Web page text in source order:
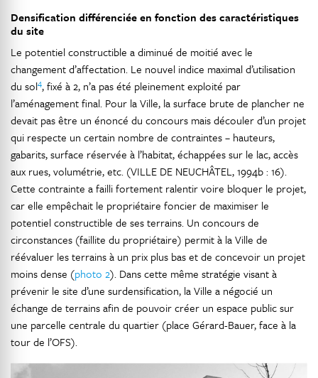
Densification différenciée en fonction des caractéristiques
du site
Le potentiel constructible a diminué de moitié avec le
changement d’affectation. Le nouvel indice maximal d’utilisation
du sol4, fixé à 2, n’a pas été pleinement exploité par
l’aménagement final. Pour la Ville, la surface brute de plancher ne
devait pas être un énoncé du concours mais découler d’un projet
qui respecte un certain nombre de contraintes – hauteurs,
gabarits, surface réservée à l’habitat, échappées sur le lac, accès
aux rues, volumétrie, etc. (VILLE DE NEUCHÂTEL, 1994b : 16).
Cette contrainte a failli fortement ralentir voire bloquer le projet,
car elle empêchait le propriétaire foncier de maximiser le
potentiel constructible de ses terrains. Un concours de
circonstances (faillite du propriétaire) permit à la Ville de
réévaluer les terrains à un prix plus bas et de concevoir un projet
moins dense (photo 2). Dans cette même stratégie visant à
prévenir le site d’une surdensification, la Ville a négocié un
échange de terrains afin de pouvoir créer un espace public sur
une parcelle centrale du quartier (place Gérard-Bauer, face à la
tour de l’OFS).